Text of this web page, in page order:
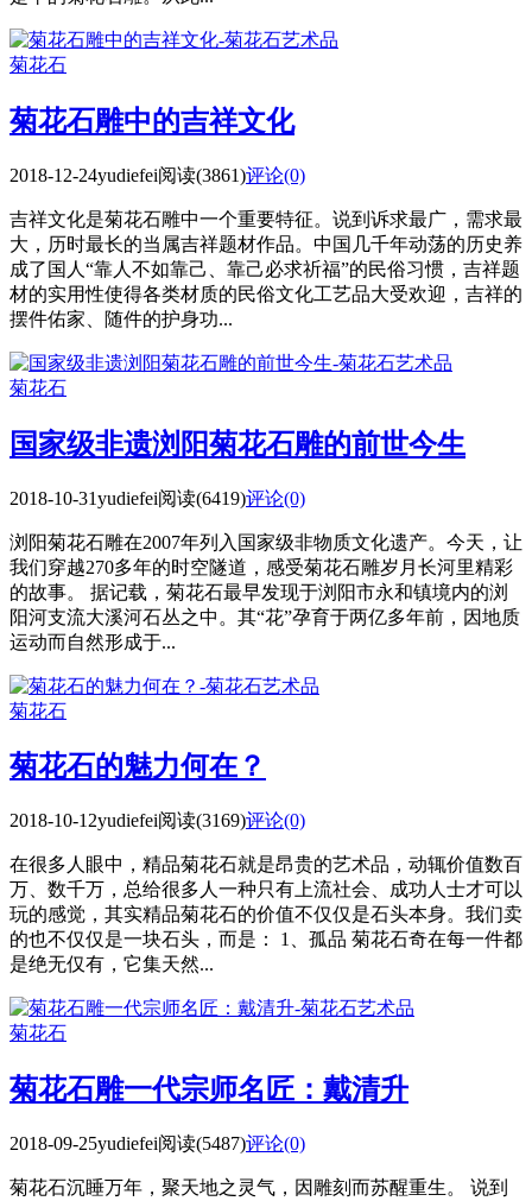
菊花石
菊花石雕中的吉祥文化
2018-12-24yudiefei阅读(3861)评论(0)
吉祥文化是菊花石雕中一个重要特征。说到诉求最广，需求最
大，历时最长的当属吉祥题材作品。中国几千年动荡的历史养
成了国人“靠人不如靠己、靠己必求祈福”的民俗习惯，吉祥题
材的实用性使得各类材质的民俗文化工艺品大受欢迎，吉祥的
摆件佑家、随件的护身功...
菊花石
国家级非遗浏阳菊花石雕的前世今生
2018-10-31yudiefei阅读(6419)评论(0)
浏阳菊花石雕在2007年列入国家级非物质文化遗产。今天，让
我们穿越270多年的时空隧道，感受菊花石雕岁月长河里精彩
的故事。 据记载，菊花石最早发现于浏阳市永和镇境内的浏
阳河支流大溪河石丛之中。其“花”孕育于两亿多年前，因地质
运动而自然形成于...
菊花石
菊花石的魅力何在？
2018-10-12yudiefei阅读(3169)评论(0)
在很多人眼中，精品菊花石就是昂贵的艺术品，动辄价值数百
万、数千万，总给很多人一种只有上流社会、成功人士才可以
玩的感觉，其实精品菊花石的价值不仅仅是石头本身。我们卖
的也不仅仅是一块石头，而是： 1、孤品 菊花石奇在每一件都
是绝无仅有，它集天然...
菊花石
菊花石雕一代宗师名匠：戴清升
2018-09-25yudiefei阅读(5487)评论(0)
菊花石沉睡万年，聚天地之灵气，因雕刻而苏醒重生。 说到